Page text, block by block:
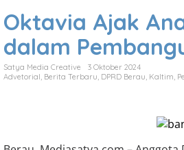
Oktavia Ajak
dalam
Satya Media Creative
3 Oktober 2024
Advetorial Berita Terbaru DPRD Berau Kaltim